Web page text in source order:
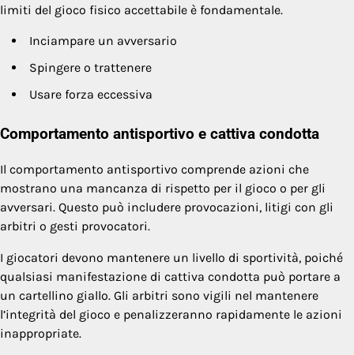
limiti del gioco fisico accettabile è fondamentale.
Inciampare un avversario
Spingere o trattenere
Usare forza eccessiva
Comportamento antisportivo e cattiva condotta
Il comportamento antisportivo comprende azioni che
mostrano una mancanza di rispetto per il gioco o per gli
avversari. Questo può includere provocazioni, litigi con gli
arbitri o gesti provocatori.
I giocatori devono mantenere un livello di sportività, poiché
qualsiasi manifestazione di cattiva condotta può portare a
un cartellino giallo. Gli arbitri sono vigili nel mantenere
l’integrità del gioco e penalizzeranno rapidamente le azioni
inappropriate.